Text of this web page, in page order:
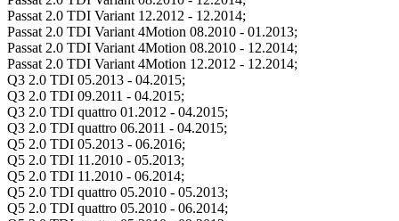
Passat 2.0 TDI Variant 12.2012 - 12.2014;
Passat 2.0 TDI Variant 4Motion 08.2010 - 01.2013;
Passat 2.0 TDI Variant 4Motion 08.2010 - 12.2014;
Passat 2.0 TDI Variant 4Motion 12.2012 - 12.2014;
Q3 2.0 TDI 05.2013 - 04.2015;
Q3 2.0 TDI 09.2011 - 04.2015;
Q3 2.0 TDI quattro 01.2012 - 04.2015;
Q3 2.0 TDI quattro 06.2011 - 04.2015;
Q5 2.0 TDI 05.2013 - 06.2016;
Q5 2.0 TDI 11.2010 - 05.2013;
Q5 2.0 TDI 11.2010 - 06.2014;
Q5 2.0 TDI quattro 05.2010 - 05.2013;
Q5 2.0 TDI quattro 05.2010 - 06.2014;